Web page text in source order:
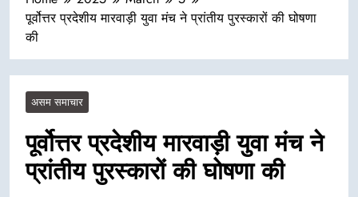
पूर्वोत्तर प्रदेशीय मारवाड़ी युवा मंच ने प्रांतीय पुरस्कारों की घोषणा
की
असम समाचार
पूर्वोत्तर प्रदेशीय मारवाड़ी युवा मंच ने
प्रांतीय पुरस्कारों की घोषणा की